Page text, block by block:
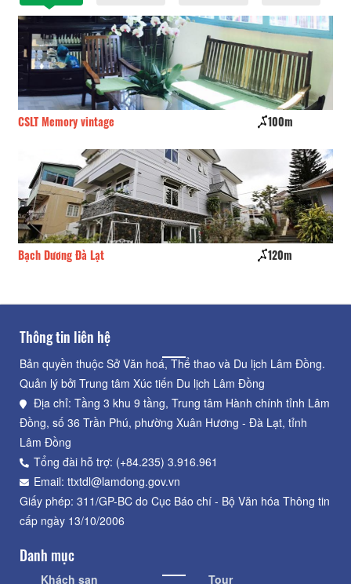
Memory vintage 100m
Dương Đà Lạt 120m
Thông tin liên hệ
Bản quyền thuộc Sở Văn hoá, Thể thao và Du lịch Lâm Đồng.
Quản lý bởi Trung tâm Xúc tiến Du lịch Lâm Đồng
Địa chỉ: Tầng 3 khu 9 tầng, Trung tâm Hành chính tỉnh Lâm
Đồng, số 36 Trần Phú, phường Xuân Hương - Đà Lạt, tỉnh
Lâm Đồng
Tổng đài hỗ trợ: (+84.235) 3.916.961
Email: ttxtdl@lamdong.gov.vn
Giấy phép: 311/GP-BC do Cục Báo chí - Bộ Văn hóa Thông tin
cấp ngày 13/10/2006
Danh mục
Khách sạn Tour